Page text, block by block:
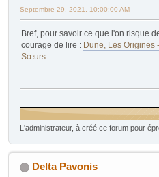
Septembre 29, 2021, 10:00:00 AM
Bref, pour savoir ce que l'on risque
courage de lire : Dune, Les Origines
Sœurs
L'administrateur, à créé ce forum pour
Delta Pavonis